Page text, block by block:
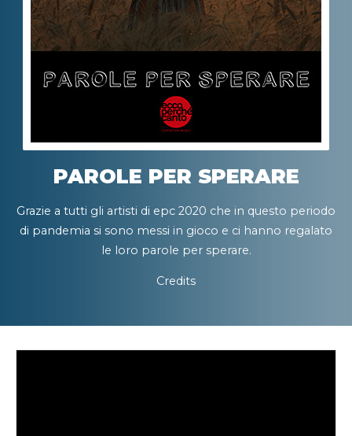
PAROLE PER SPERARE
Grazie a tutti gli artisti di epc 2020 che in questo periodo
di pandemia si sono messi in gioco e ci hanno regalato
le loro parole per sperare.
Credits